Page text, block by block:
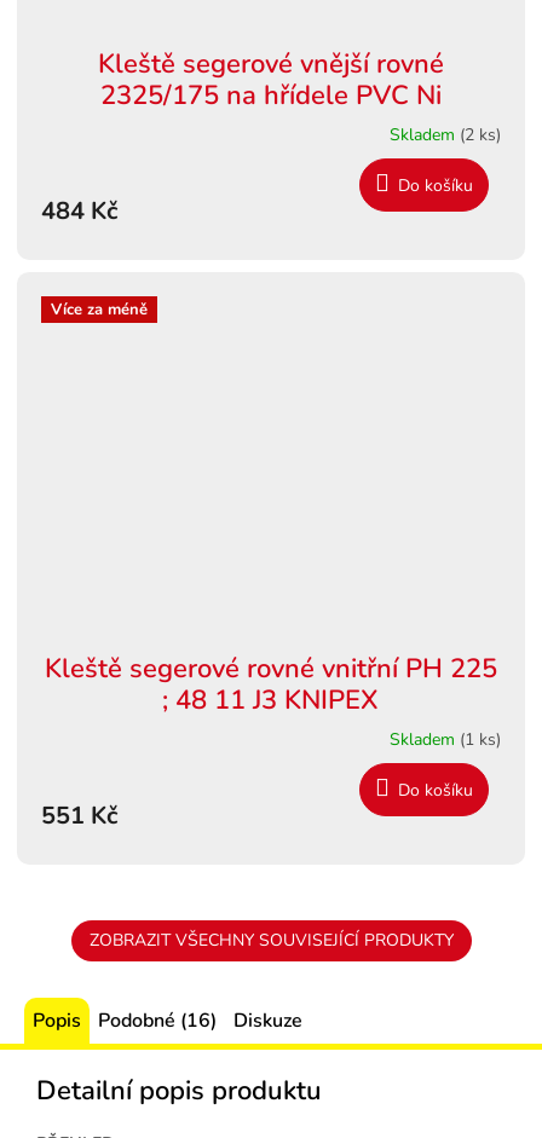
Kleště segerové vnější rovné
2325/175 na hřídele PVC Ni
Skladem (2 ks)
484 Kč
Do košíku
Více za méně
Kleště segerové rovné vnitřní PH 225
; 48 11 J3 KNIPEX
Skladem (1 ks)
551 Kč
Do košíku
ZOBRAZIT VŠECHNY SOUVISEJÍCÍ PRODUKTY
Popis Podobné (16) Diskuze
Detailní popis produktu